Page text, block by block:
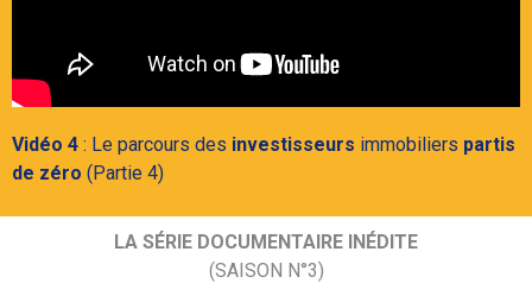
Vidéo 4 : Le parcours des investisseurs immobiliers partis
de zéro (Partie 4)
LA SÉRIE DOCUMENTAIRE INÉDITE
(SAISON N°3)